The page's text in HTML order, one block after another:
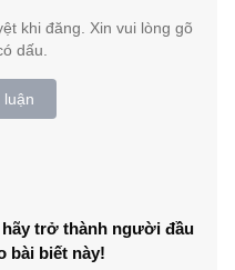
khi đăng. Xin vui lòng gõ
dấu.
trở thành người đầu
bài biết này!